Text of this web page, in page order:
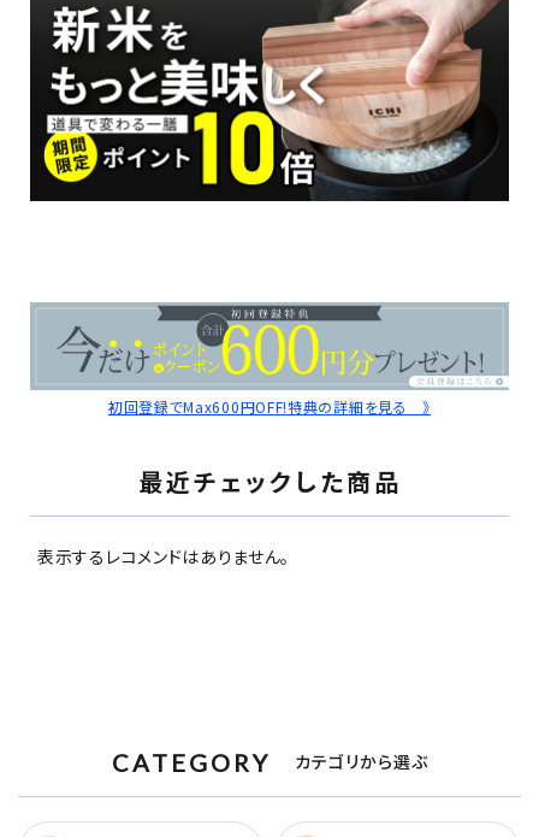
初回登録でMax600円OFF!特典の詳細を見る 》
最近チェックした商品
表示するレコメンドはありません。
CATEGORY カテゴリから選ぶ